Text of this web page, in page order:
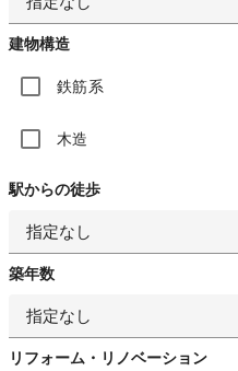
建物構造
鉄筋系
木造
駅からの徒歩
指定なし
築年数
指定なし
リフォーム・リノベーション